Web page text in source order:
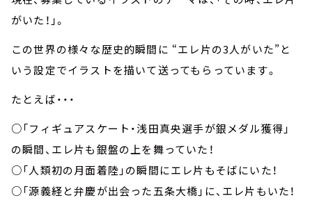
がいた！」。
この世界の様々な歴史的瞬間に “エレ片の3人がいた”と
いう設定でイラストを描いて送ってもらっています。
たとえば・・・
○「フィギュアスケート・浅田真央選手が銀メダル獲得」
の瞬間、エレ片も銀盤の上を舞っていた！
○「人類初の月面着陸」の瞬間にエレ片もそばにいた！
○「源義経と弁慶が出会った五条大橋」に、エレ片もいた！